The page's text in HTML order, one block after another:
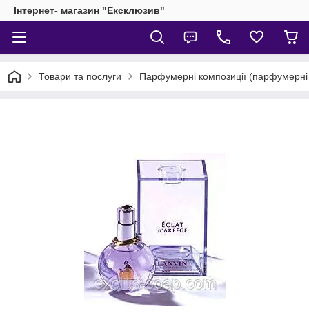
Інтернет- магазин "Ексклюзив"
Товари та послуги Парфумерні композиції (парфумерні